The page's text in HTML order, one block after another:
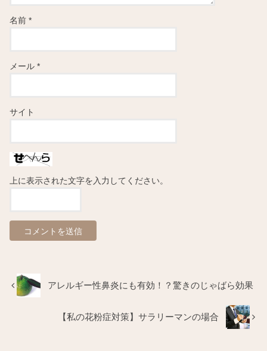
名前*
メール*
サイト
上に表示された文字を入力してください。
アレルギー性鼻炎にも有効！？驚きのじゃばら効果
【私の花粉症対策】サラリーマンの場合